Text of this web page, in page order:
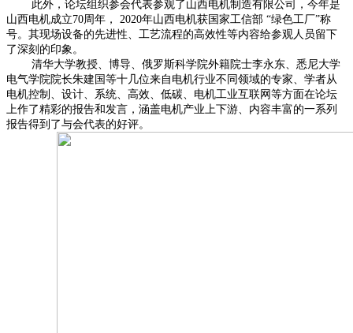
此外，论坛组织参会代表参观了山西电机制造有限公司，今年是
山西电机成立70周年， 2020年山西电机获国家工信部 “绿色工厂”称
号。其现场设备的先进性、工艺流程的高效性等内容给参观人员留下
了深刻的印象。
清华大学教授、博导、俄罗斯科学院外籍院士李永东、悉尼大学
电气学院院长朱建国等十几位来自电机行业不同领域的专家、学者从
电机控制、设计、系统、高效、低碳、电机工业互联网等方面在论坛
上作了精彩的报告和发言，涵盖电机产业上下游、内容丰富的一系列
报告得到了与会代表的好评。